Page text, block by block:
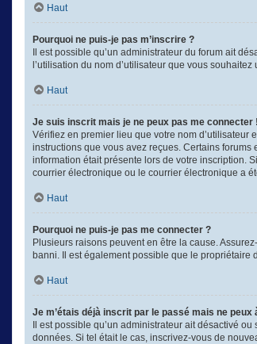
Haut
Pourquoi ne puis-je pas m’inscrire ?
Il est possible qu’un administrateur du forum ait
l’utilisation du nom d’utilisateur que vous
Haut
Je suis inscrit mais je ne peux pas me connecter !
Vérifiez en premier lieu que votre nom d’utilisateur
instructions que vous avez reçues. Certains
information était présente lors de votre inscription.
courrier électronique ou le courrier électronique a
Haut
Pourquoi ne puis-je pas me connecter ?
Plusieurs raisons peuvent en être la cause.
banni. Il est également possible que le propriétaire
Haut
Je m’étais déjà inscrit par le passé mais ne
Il est possible qu’un administrateur ait désactivé
données. Si tel était le cas, inscrivez-vous de